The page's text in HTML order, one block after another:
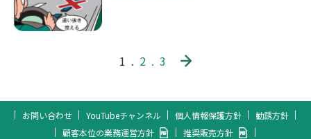
1 2 3
お問い合わせ YouTubeチャンネル 個人情報保護方針
勧誘方針
顧客本位の業務運営方針
推奨販売方針